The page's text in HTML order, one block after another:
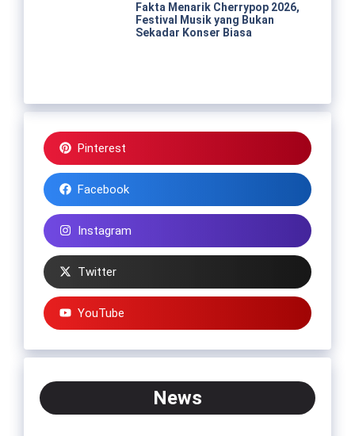
Fakta Menarik Cherrypop 2026,
Festival Musik yang Bukan
Sekadar Konser Biasa
Pinterest
Facebook
Instagram
Twitter
YouTube
News